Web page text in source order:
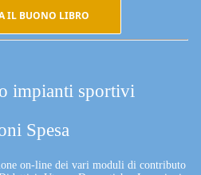
IL BUONO LIBRO
impianti sportivi
Spesa
on-line dei vari moduli di contributo